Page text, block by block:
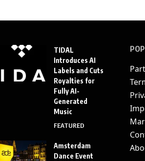
TIDAL
Introduces AI
Labels and Cuts
Royalties for
Fully AI-
Generated
Music
FEATURED
Amsterdam
Dance Event